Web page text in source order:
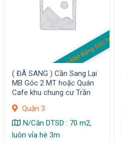
S
a
n
g
M
ặt
B
ằ
n
g
G
ó
c
h
o
ặ
c
Q
u
á
n
C
af
e
( ĐÃ SANG ) Cần Sang Lại
MB Góc 2 MT hoặc Quán
Cafe khu chung cư Trần
Quận 3
N/Căn DTSD : 70 m2,
luôn vỉa hè 3m